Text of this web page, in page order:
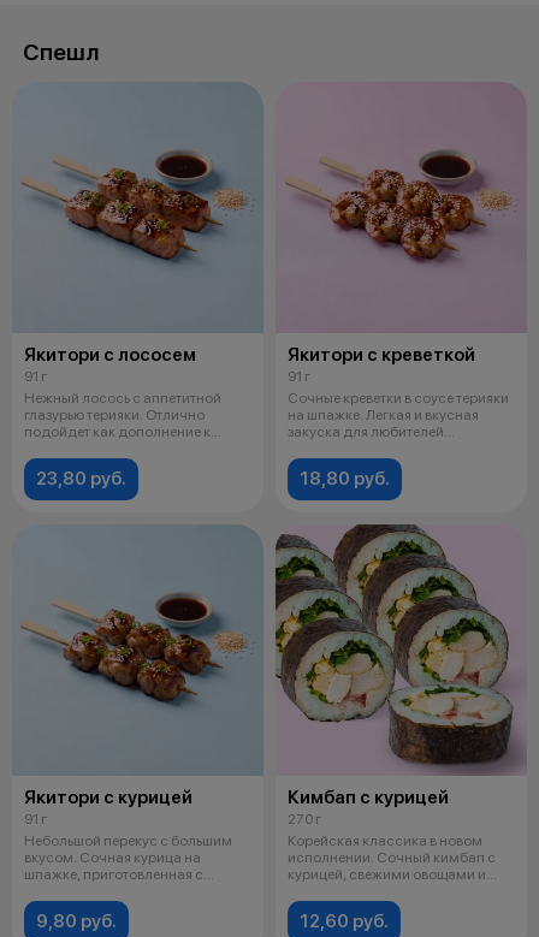
Спешл
Якитори с лососем
91 г
Нежный лосось с аппетитной
глазурью терияки. Отлично
подойдет как дополнение к
23,80 руб.
Якитори с креветкой
91 г
Сочные креветки в соусе терияки
на шпажке. Легкая и вкусная
закуска для любителей
18,80 руб.
Якитори с курицей
91 г
Небольшой перекус с большим
вкусом. Сочная курица на
шпажке, приготовленная с
9,80 руб.
Кимбап с курицей
270 г
Корейская классика в новом
исполнении. Сочный кимбап с
курицей, свежими овощами и
12,60 руб.